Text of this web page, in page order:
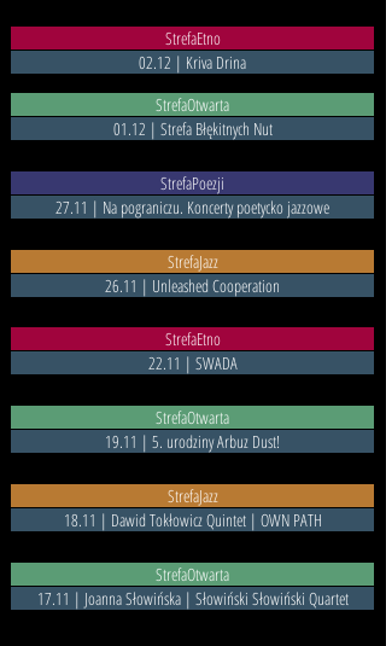
StrefaEtno
02.12 | Kriva Drina
StrefaOtwarta
01.12 | Strefa Błękitnych Nut
StrefaPoezji
27.11 | Na pograniczu. Koncerty poetycko jazzowe
StrefaJazz
26.11 | Unleashed Cooperation
StrefaEtno
22.11 | SWADA
StrefaOtwarta
19.11 | 5. urodziny Arbuz Dust!
StrefaJazz
18.11 | Dawid Tokłowicz Quintet | OWN PATH
StrefaOtwarta
17.11 | Joanna Słowińska | Słowiński Słowiński Quartet